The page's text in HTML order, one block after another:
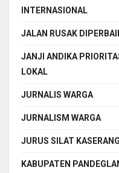
INTERNASIONAL
JALAN RUSAK
JANJI ANDIKA
LOKAL
JURNALIS WARGA
JURNALISM WARGA
JURUS SILAT
KABUPATEN